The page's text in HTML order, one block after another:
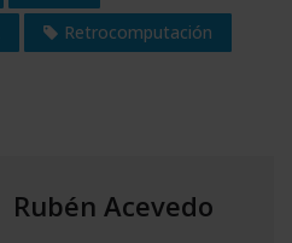
Retrocomputación
Rubén Acevedo